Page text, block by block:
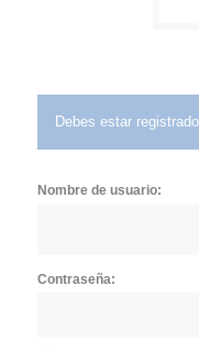
Debes estar
Nombre de usuario:
Contraseña: